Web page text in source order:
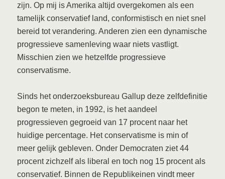
zijn. Op mij is Amerika altijd overgekomen als een
tamelijk conservatief land, conformistisch en niet snel
bereid tot verandering. Anderen zien een dynamische
progressieve samenleving waar niets vastligt.
Misschien zien we hetzelfde progressieve
conservatisme.
Sinds het onderzoeksbureau Gallup deze zelfdefinitie
begon te meten, in 1992, is het aandeel
progressieven gegroeid van 17 procent naar het
huidige percentage. Het conservatisme is min of
meer gelijk gebleven. Onder Democraten ziet 44
procent zichzelf als liberal en toch nog 15 procent als
conservatief. Binnen de Republikeinen vindt meer